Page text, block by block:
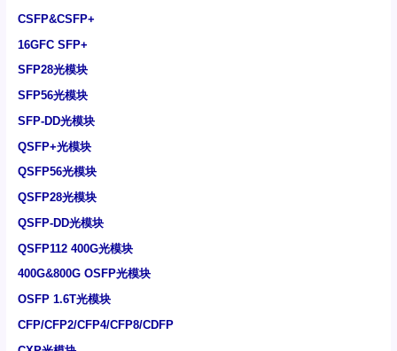
CSFP&CSFP+
16GFC SFP+
SFP28光模块
SFP56光模块
SFP-DD光模块
QSFP+光模块
QSFP56光模块
QSFP28光模块
QSFP-DD光模块
QSFP112 400G光模块
400G&800G OSFP光模块
OSFP 1.6T光模块
CFP/CFP2/CFP4/CFP8/CDFP